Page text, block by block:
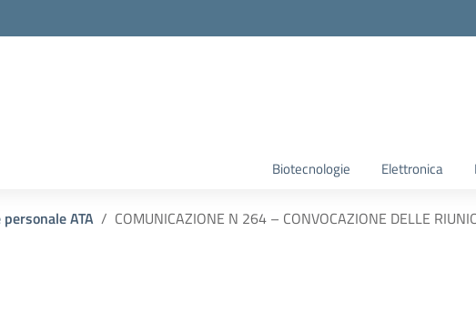
Biotecnologie Elettronica
ATA COMUNICAZIONE N 264 – CONVOCAZIONE DELLE